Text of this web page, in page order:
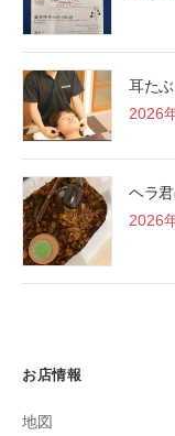
耳た
2026
ヘラ
2026
お店情報
地図